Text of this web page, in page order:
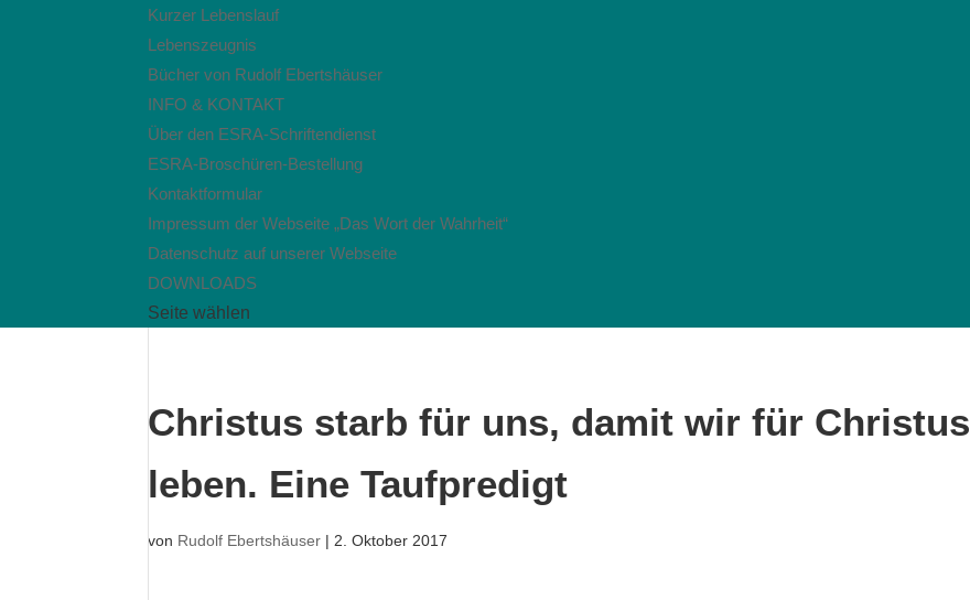
Kurzer Lebenslauf
Lebenszeugnis
Bücher von Rudolf Ebertshäuser
INFO & KONTAKT
Über den ESRA-Schriftendienst
ESRA-Broschüren-Bestellung
Kontaktformular
Impressum der Webseite „Das Wort der Wahrheit“
Datenschutz auf unserer Webseite
DOWNLOADS
Seite wählen
Christus starb für uns, damit wir für Christus
leben. Eine Taufpredigt
von Rudolf Ebertshäuser | 2. Oktober 2017